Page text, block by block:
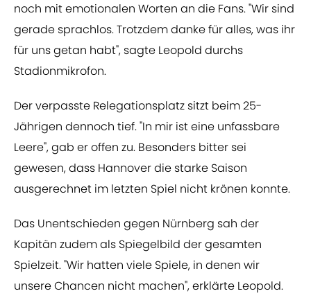
noch mit emotionalen Worten an die Fans. "Wir sind
gerade sprachlos. Trotzdem danke für alles, was ihr
für uns getan habt", sagte Leopold durchs
Stadionmikrofon.
Der verpasste Relegationsplatz sitzt beim 25-
Jährigen dennoch tief. "In mir ist eine unfassbare
Leere", gab er offen zu. Besonders bitter sei
gewesen, dass Hannover die starke Saison
ausgerechnet im letzten Spiel nicht krönen konnte.
Das Unentschieden gegen Nürnberg sah der
Kapitän zudem als Spiegelbild der gesamten
Spielzeit. "Wir hatten viele Spiele, in denen wir
unsere Chancen nicht machen", erklärte Leopold.